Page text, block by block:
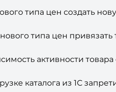
типа цен создать
типа цен
активности товара
каталога из 1С